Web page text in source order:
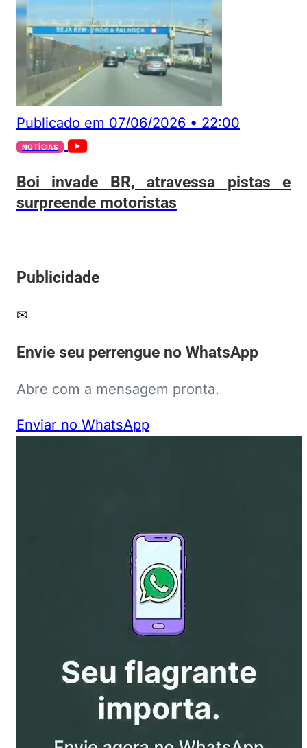
Publicado em 07/06/2026 • 22:00
NOTÍCIAS
Boi invade BR, atravessa pistas e
surpreende motoristas
Publicidade
✉
Envie seu perrengue no WhatsApp
Abre com a mensagem pronta.
Enviar no WhatsApp